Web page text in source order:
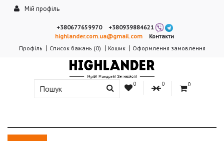
Мій профіль
+380677659970
+380939884621
highlander.com.ua@gmail.com
Контакти
Профіль
Список бажань (0) Кошик Оформлення замовлення
0 0 0